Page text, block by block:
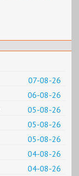
07-08-26
06-08-26
05-08-26
05-08-26
05-08-26
04-08-26
04-08-26